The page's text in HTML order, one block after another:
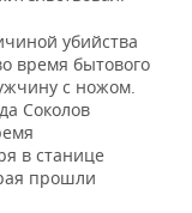
убийства
время бытового
с ножом.
Соколов
в станице
прошли